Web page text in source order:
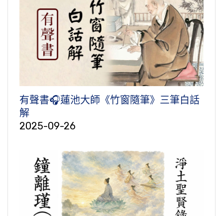
有聲書🎧蓮池大師《竹窗隨筆》三筆白話
解
2025-09-26